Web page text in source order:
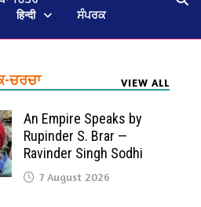
हिन्दी
ਸੰਪਰਕ
ਚਰਚਾ VIEW ALL
An Empire Speaks by
Rupinder S. Brar —
Ravinder Singh Sodhi
7 August 2026